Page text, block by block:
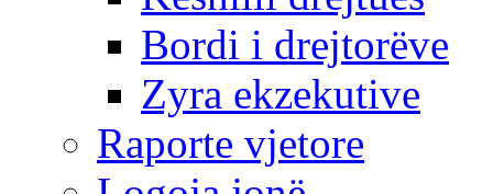
Bordi i drejtorëve
Zyra ekzekutive
Raporte vjetore